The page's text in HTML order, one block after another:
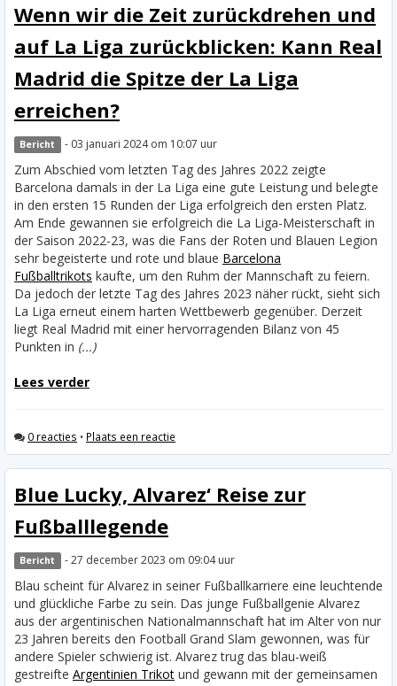
Wenn wir die Zeit zurückdrehen und
auf La Liga zurückblicken: Kann Real
Madrid die Spitze der La Liga
erreichen?
Bericht - 03 januari 2024 om 10:07 uur
Zum Abschied vom letzten Tag des Jahres 2022 zeigte
Barcelona damals in der La Liga eine gute Leistung und belegte
in den ersten 15 Runden der Liga erfolgreich den ersten Platz.
Am Ende gewannen sie erfolgreich die La Liga-Meisterschaft in
der Saison 2022-23, was die Fans der Roten und Blauen Legion
sehr begeisterte und rote und blaue Barcelona
Fußballtrikots kaufte, um den Ruhm der Mannschaft zu feiern.
Da jedoch der letzte Tag des Jahres 2023 näher rückt, sieht sich
La Liga erneut einem harten Wettbewerb gegenüber. Derzeit
liegt Real Madrid mit einer hervorragenden Bilanz von 45
Punkten in (...)
Lees verder
0 reacties • Plaats een reactie
Blue Lucky, Alvarez‘ Reise zur
Fußballlegende
Bericht - 27 december 2023 om 09:04 uur
Blau scheint für Alvarez in seiner Fußballkarriere eine leuchtende
und glückliche Farbe zu sein. Das junge Fußballgenie Alvarez
aus der argentinischen Nationalmannschaft hat im Alter von nur
23 Jahren bereits den Football Grand Slam gewonnen, was für
andere Spieler schwierig ist. Alvarez trug das blau-weiß
gestreifte Argentinien Trikot und gewann mit der gemeinsamen